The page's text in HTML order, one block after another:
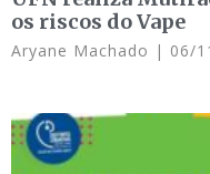
os riscos do Vape
Aryane Machado 06/